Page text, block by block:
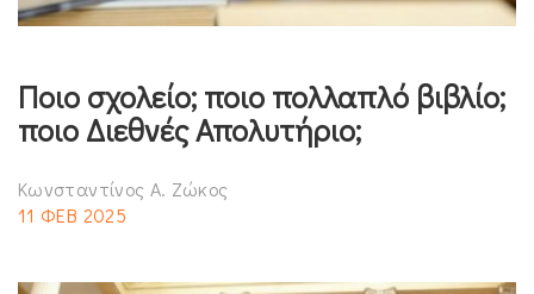
Ποιο σχολείο; ποιο πολλαπλό βιβλίο;
ποιο Διεθνές Απολυτήριο;
Κωνσταντίνος Α. Ζώκος
11 ΦΕΒ 2025